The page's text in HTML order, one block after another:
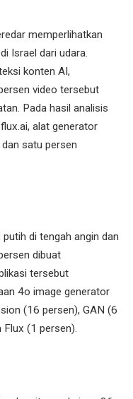
memperlihatkan
Israel dari udara.
konten AI,
video tersebut
Pada hasil analisis
alat generator
satu persen
di tengah angin dan
dibuat
tersebut
4o image generator
(16 persen), GAN (6
(1 persen).